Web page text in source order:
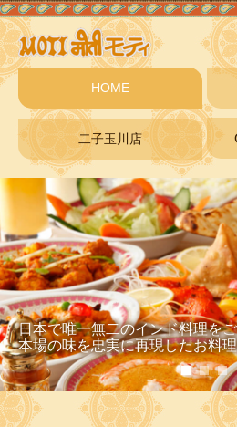
HOME
二子玉川店
日本で唯一無二のインド料理を
本場の味を忠実に再現したお料